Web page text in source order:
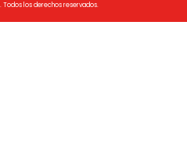
Todos los derechos reservados.